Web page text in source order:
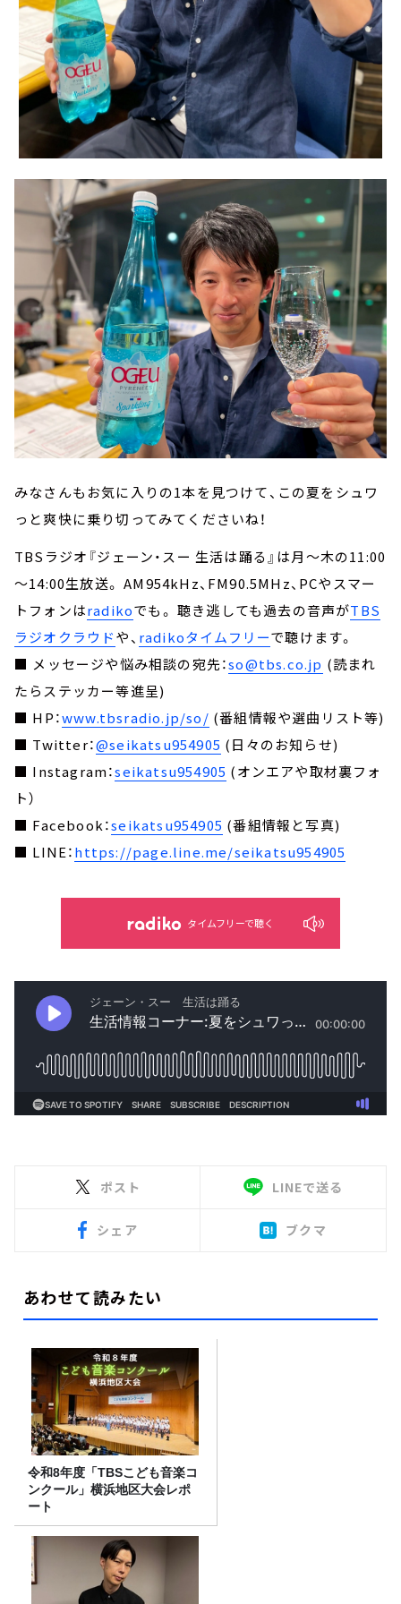
みなさんもお気に入りの1本を見つけて、この夏をシュワ
っと爽快に乗り切ってみてくださいね！
TBSラジオ『ジェーン・スー 生活は踊る』は月～木の11:00
～14:00生放送。 AM954kHz、FM90.5MHz、PCやスマー
トフォンはradikoでも。 聴き逃しても過去の音声がTBS
ラジオクラウドや、 radikoタイムフリーで聴けます。
■ メッセージや悩み相談の宛先：so@tbs.co.jp (読まれ
たらステッカー等進呈)
■ HP：www.tbsradio.jp/so/ (番組情報や選曲リスト等)
■ Twitter：@seikatsu954905 (日々のお知らせ)
■ Instagram：seikatsu954905 (オンエアや取材裏フォ
ト）
■ Facebook：seikatsu954905 (番組情報と写真)
■ LINE：https://page.line.me/seikatsu954905
タイムフリーで聴く
ポスト LINEで送る
シェア ブクマ
あわせて読みたい
令和8年度「TBSこども音楽コ
ンクール」横浜地区大会レポ
ート